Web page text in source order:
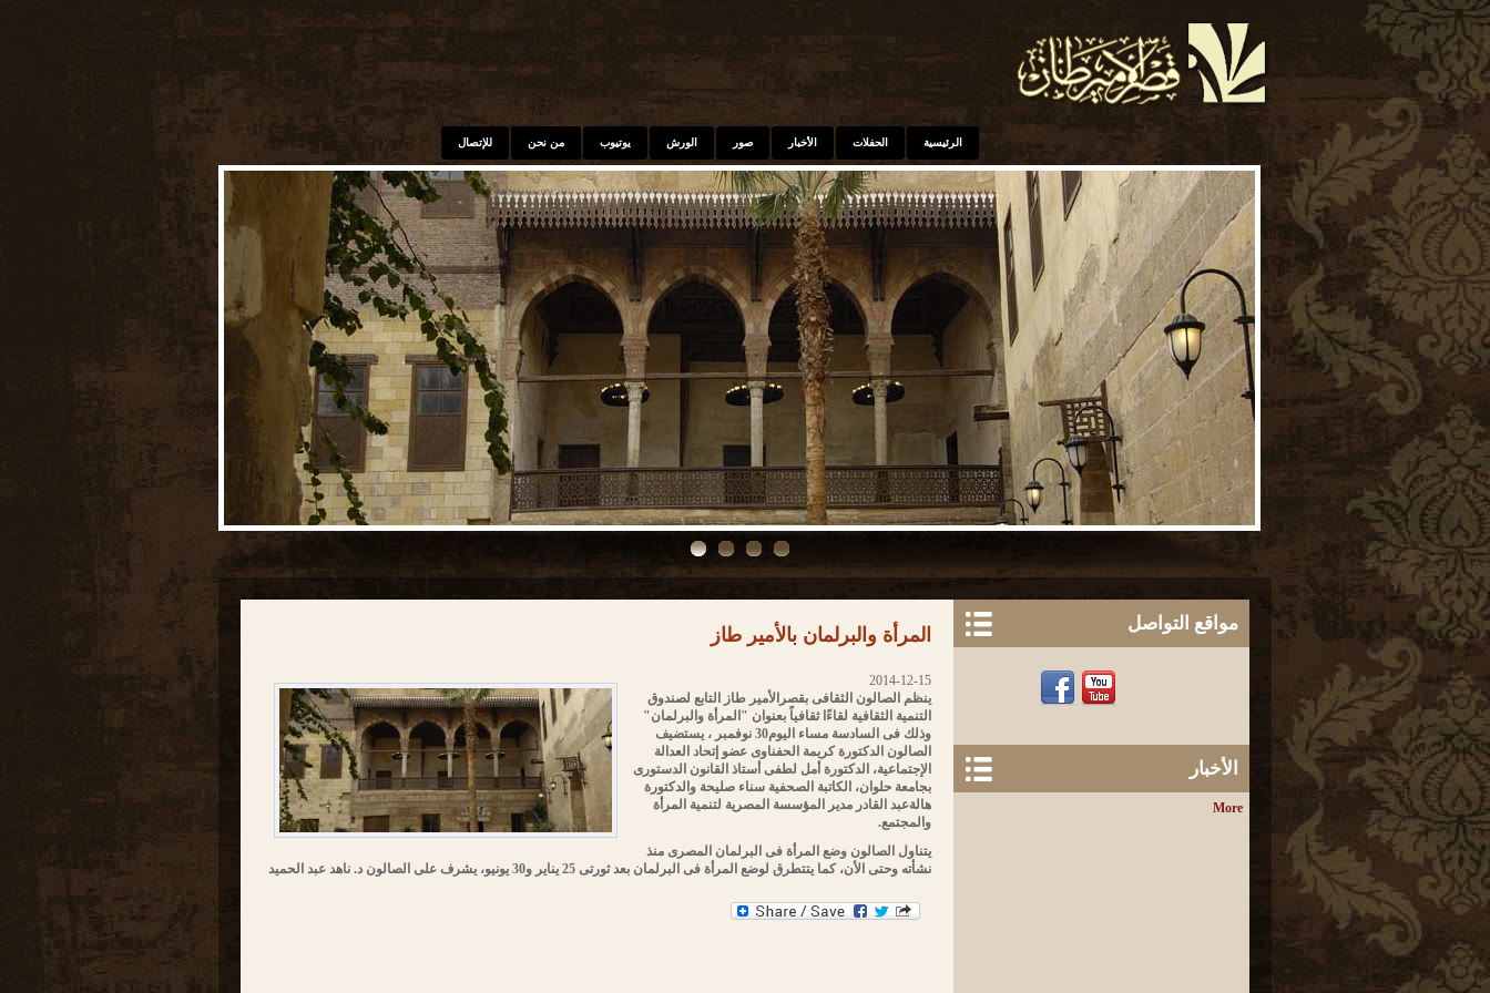
للإتصال من نحن يوتيوب الورش صور الأخبار الحفلات الرئيسية
المرأة والبرلمان بالأمير طاز
2014-12-15
ينظم الصالون الثقافى بقصرالأمير طاز التابع لصندوق
التنمية الثقافية لقاءًا ثقافياً بعنوان "المرأة والبرلمان"
وذلك فى السادسة مساء اليوم30 نوفمبر ، يستضيف
الصالون الدكتورة كريمة الحفناوى عضو إتحاد العدالة
الإجتماعية، الدكتورة أمل لطفى أستاذ القانون الدستورى
بجامعة حلوان، الكاتبة الصحفية سناء صليحة والدكتورة
هالةعبد القادر مدير المؤسسة المصرية لتنمية المرأة
والمجتمع.
يتناول الصالون وضع المرأة فى البرلمان المصرى منذ
نشأته وحتى الأن، كما يتتطرق لوضع المرأة فى البرلمان بعد ثورتى 25 يناير و30 يونيو، يشرف على الصالون د. ناهد عبد الحميد
مواقع التواصل
الأخبار
More